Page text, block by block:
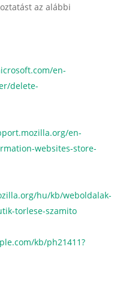
az alábbi
en-
delete-
en-
websites-store-
hu/kb/weboldalak-
torlese-szamito
kb/ph21411?